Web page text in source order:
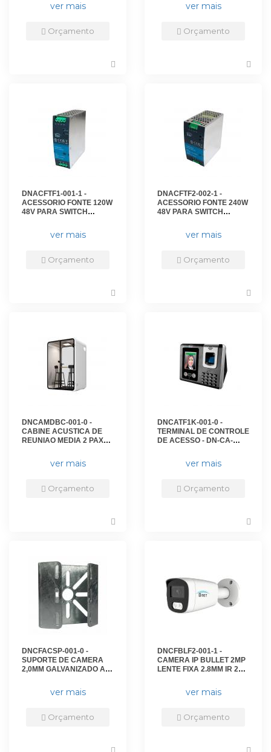
ver mais
Orçamento
ver mais
Orçamento
DNACFTF1-001-1 -
ACESSORIO FONTE 120W
48V PARA SWITCH
120W-DIN. - D-NET
ver mais
Orçamento
DNACFTF2-002-1 -
ACESSORIO FONTE 240W
48V PARA SWITCH
240W-DIN - D-NET
ver mais
Orçamento
DNCAMDBC-001-0 -
CABINE ACUSTICA DE
REUNIAO MEDIA 2 PAX
CAMDBC-BASE - D-NET
ver mais
Orçamento
DNCATF1K-001-0 -
TERMINAL DE CONTROLE
DE ACESSO - DN-CA-
ver mais
Orçamento
DNCFACSP-001-0 -
SUPORTE DE CAMERA
2,0MM GALVANIZADO A
ver mais
Orçamento
DNCFBLF2-001-1 -
CAMERA IP BULLET 2MP
LENTE FIXA 2.8MM IR 25M
ver mais
Orçamento